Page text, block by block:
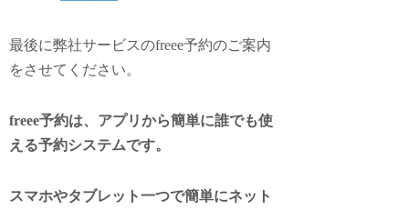
最後に弊社サービスのfreee予約のご案内
をさせてください。
freee予約は、アプリから簡単に誰でも使
える予約システムです。
スマホやタブレット一つで簡単にネット